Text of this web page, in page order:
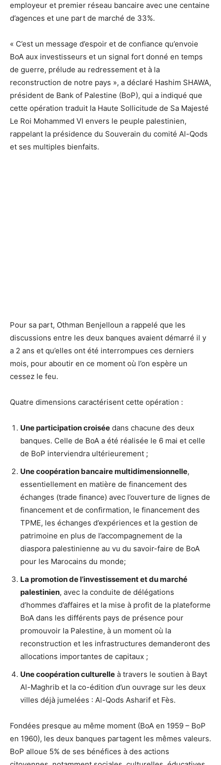
employeur et premier réseau bancaire avec une centaine
d’agences et une part de marché de 33%.
« C’est un message d’espoir et de confiance qu’envoie
BoA aux investisseurs et un signal fort donné en temps
de guerre, prélude au redressement et à la
reconstruction de notre pays », a déclaré Hashim SHAWA,
président de Bank of Palestine (BoP), qui a indiqué que
cette opération traduit la Haute Sollicitude de Sa Majesté
Le Roi Mohammed VI envers le peuple palestinien,
rappelant la présidence du Souverain du comité Al-Qods
et ses multiples bienfaits.
Pour sa part, Othman Benjelloun a rappelé que les
discussions entre les deux banques avaient démarré il y
a 2 ans et qu’elles ont été interrompues ces derniers
mois, pour aboutir en ce moment où l’on espère un
cessez le feu.
Quatre dimensions caractérisent cette opération :
Une participation croisée dans chacune des deux
banques. Celle de BoA a été réalisée le 6 mai et celle
de BoP interviendra ultérieurement ;
Une coopération bancaire multidimensionnelle,
essentiellement en matière de financement des
échanges (trade finance) avec l’ouverture de lignes de
financement et de confirmation, le financement des
TPME, les échanges d’expériences et la gestion de
patrimoine en plus de l’accompagnement de la
diaspora palestinienne au vu du savoir-faire de BoA
pour les Marocains du monde;
La promotion de l’investissement et du marché
palestinien, avec la conduite de délégations
d’hommes d’affaires et la mise à profit de la plateforme
BoA dans les différents pays de présence pour
promouvoir la Palestine, à un moment où la
reconstruction et les infrastructures demanderont des
allocations importantes de capitaux ;
Une coopération culturelle à travers le soutien à Bayt
Al-Maghrib et la co-édition d’un ouvrage sur les deux
villes déjà jumelées : Al-Qods Asharif et Fès.
Fondées presque au même moment (BoA en 1959 – BoP
en 1960), les deux banques partagent les mêmes valeurs.
BoP alloue 5% de ses bénéfices à des actions